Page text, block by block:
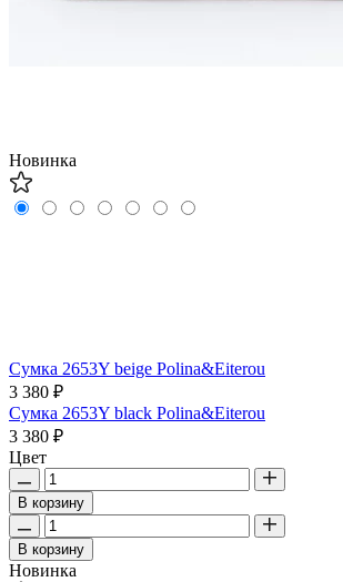
Новинка
Сумка 2653Y beige Polina&Eiterou
3 380 ₽
Сумка 2653Y black Polina&Eiterou
3 380 ₽
Цвет
В корзину
В корзину
Новинка